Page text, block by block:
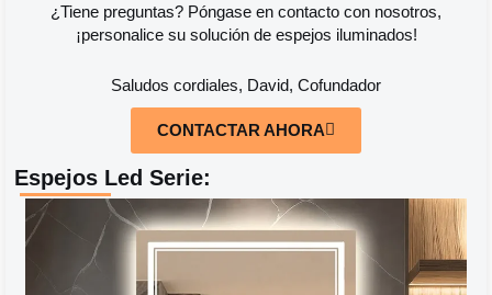
¿Tiene preguntas? Póngase en contacto con nosotros,
¡personalice su solución de espejos iluminados!
Saludos cordiales, David, Cofundador
CONTACTAR AHORA
Espejos Led Serie: